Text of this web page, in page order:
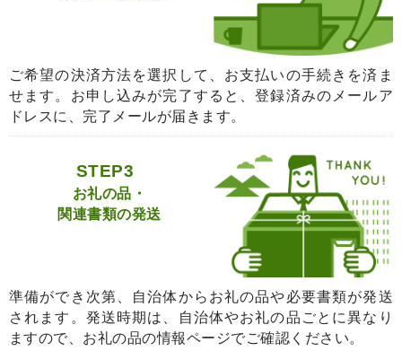
ご希望の決済方法を選択して、お支払いの手続きを済ま
せます。お申し込みが完了すると、登録済みのメールア
ドレスに、完了メールが届きます。
STEP3
お礼の品・
関連書類の発送
準備ができ次第、自治体からお礼の品や必要書類が発送
されます。発送時期は、自治体やお礼の品ごとに異なり
ますので、お礼の品の情報ページでご確認ください。